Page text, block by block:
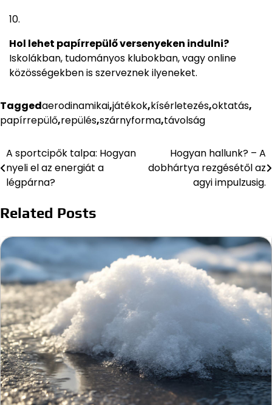
Hol lehet papírrepülő versenyeken indulni?
Iskolákban, tudományos klubokban, vagy online
közösségekben is szerveznek ilyeneket.
Taggedaerodinamikai,játékok,kísérletezés,oktatás,
papírrepülő,repülés,szárnyforma,távolság
Bejegyzés
navigáció
A sportcipők talpa: Hogyan
nyeli el az energiát a
légpárna?
Hogyan hallunk? – A
dobhártya rezgésétől az
agyi impulzusig.
Related Posts